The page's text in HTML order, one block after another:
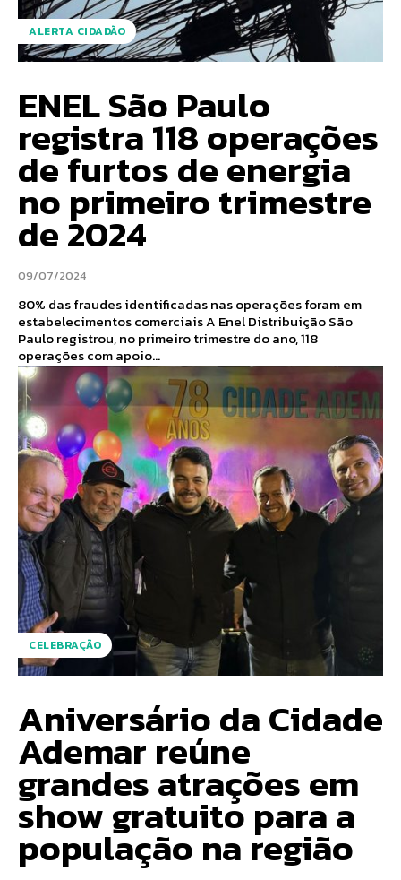
ALERTA CIDADÃO
ENEL São Paulo
registra 118 operações
de furtos de energia
no primeiro trimestre
de 2024
09/07/2024
80% das fraudes identificadas nas operações foram em
estabelecimentos comerciais A Enel Distribuição São
Paulo registrou, no primeiro trimestre do ano, 118
operações com apoio...
CELEBRAÇÃO
Aniversário da Cidade
Ademar reúne
grandes atrações em
show gratuito para a
população na região